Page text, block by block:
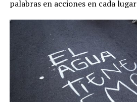
palabras en acciones en cada